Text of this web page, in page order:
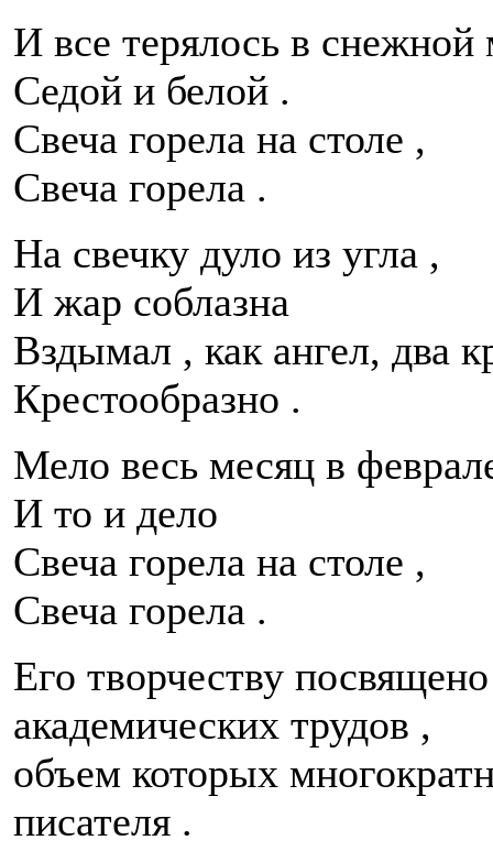
И все терялось в снежной
Седой и белой .
Свеча горела на столе ,
Свеча горела .
На свечку дуло из угла ,
И жар соблазна
Вздымал , как ангел, два
Крестообразно .
Мело весь месяц в
И то и дело
Свеча горела на столе ,
Свеча горела .
Его творчеству
академических трудов ,
объем которых
писателя .